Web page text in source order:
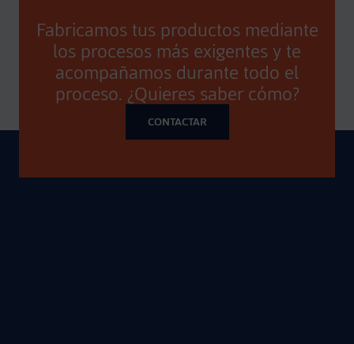
Fabricamos tus productos mediante
los procesos más exigentes y te
acompañamos durante todo el
proceso. ¿Quieres saber cómo?
CONTACTAR